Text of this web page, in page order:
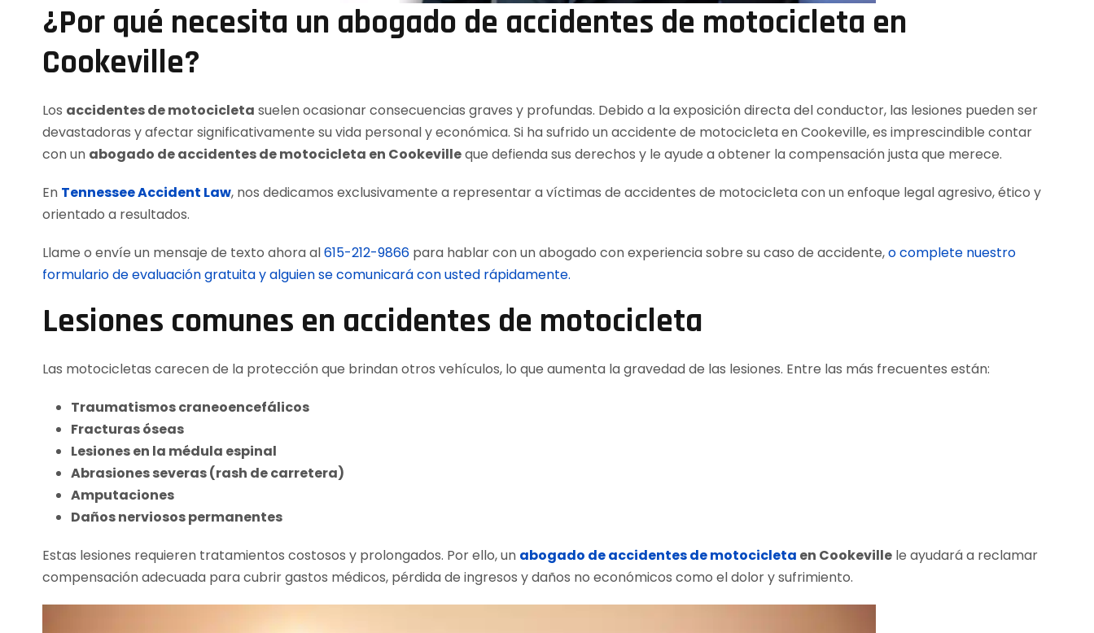
¿Por qué necesita un abogado de accidentes de motocicleta en
Cookeville?
Los accidentes de motocicleta suelen ocasionar consecuencias graves y profundas. Debido a la exposición directa del conductor, las lesiones pueden ser
devastadoras y afectar significativamente su vida personal y económica. Si ha sufrido un accidente de motocicleta en Cookeville, es imprescindible contar
con un abogado de accidentes de motocicleta en Cookevilleque defienda sus derechos y le ayude a obtener la compensación justa que merece.
En Tennessee Accident Law, nos dedicamos exclusivamente a representar a víctimas de accidentes de motocicleta con un enfoque legal agresivo, ético y
orientado a resultados.
Llame o envíe un mensaje de texto ahora al615-212-9866 para hablar con un abogado con experiencia sobre su caso de accidente,o complete nuestro
formulario de evaluación gratuita y alguien se comunicará con usted rápidamente.
Lesiones comunes en accidentes de motocicleta
Las motocicletas carecen de la protección que brindan otros vehículos, lo que aumenta la gravedad de las lesiones. Entre las más frecuentes están:
Traumatismos craneoencefálicos
Fracturas óseas
Lesiones en la médula espinal
Abrasiones severas (rash de carretera)
Amputaciones
Daños nerviosos permanentes
Estas lesiones requieren tratamientos costosos y prolongados. Por ello, un abogado de accidentes de motocicleta en Cookeville le ayudará a reclamar
compensación adecuada para cubrir gastos médicos, pérdida de ingresos y daños no económicos como el dolor y sufrimiento.